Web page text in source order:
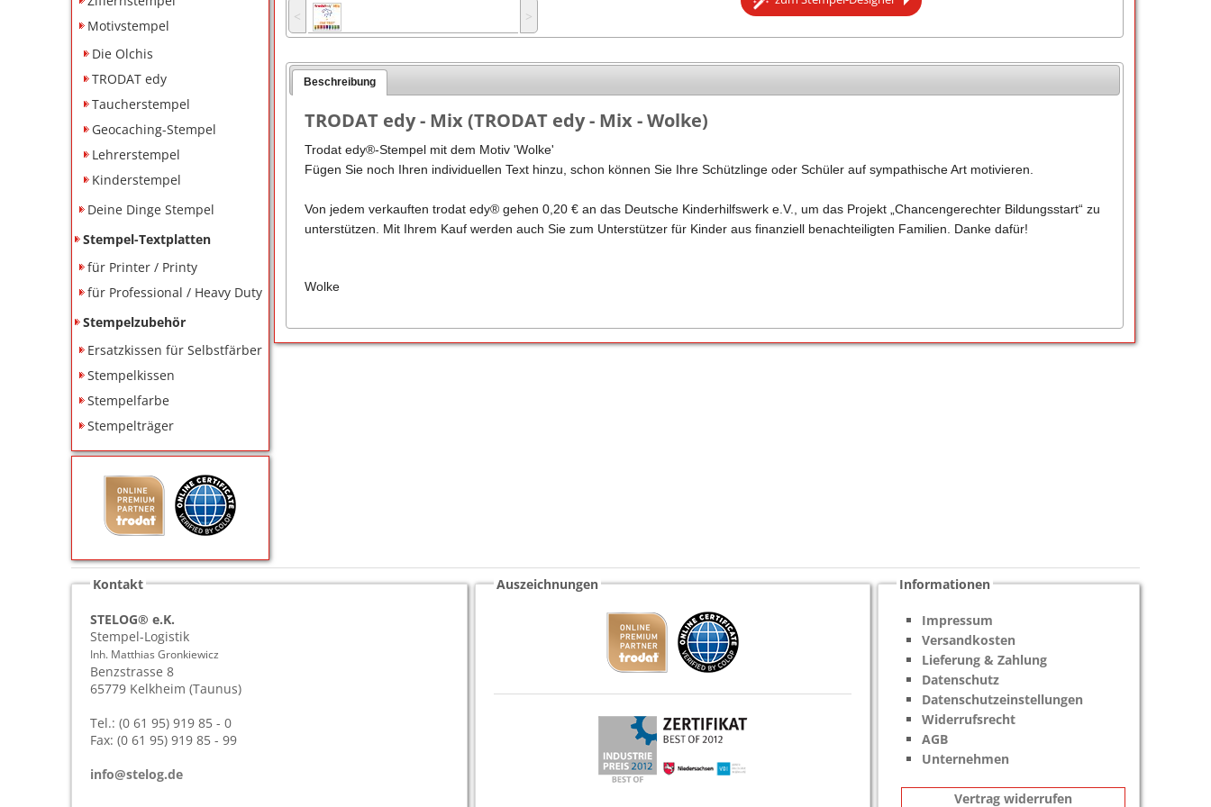
Stempel Kugelschreiber
Taucherstempel
Geocaching-Stempel
Lehrerstempel
Kinderstempel
Motivstempel
Die Olchis
TRODAT edy
Taucherstempel
Geocaching-Stempel
Lehrerstempel
Kinderstempel
Deine Dinge Stempel
Stempel-Textplatten
für Printer / Printy
für Professional / Heavy Duty
Stempelzubehör
Ersatzkissen für Selbstfärber
Stempelkissen
Stempelfarbe
Stempelträger
˂ ˃
Beschreibung
TRODAT edy - Mix (TRODAT edy - Mix - Wolke)
Trodat edy®-Stempel mit dem Motiv 'Wolke'
Fügen Sie noch Ihren individuellen Text hinzu, schon können Sie Ihre Schützlinge oder Schüler auf sympathische Art motivieren.
Von jedem verkauften trodat edy® gehen 0,20 € an das Deutsche Kinderhilfswerk e.V., um das Projekt „Chancengerechter Bildungsstart“ zu
unterstützen. Mit Ihrem Kauf werden auch Sie zum Unterstützer für Kinder aus finanziell benachteiligten Familien. Danke dafür!
Wolke
Kontakt
STELOG® e.K.
Stempel-Logistik
Inh. Matthias Gronkiewicz
Benzstrasse 8
65779 Kelkheim (Taunus)
Tel.: (0 61 95) 919 85 - 0
Fax: (0 61 95) 919 85 - 99
info@stelog.de
Auszeichnungen Informationen
Impressum
Versandkosten
Lieferung & Zahlung
Datenschutz
Datenschutzeinstellungen
Widerrufsrecht
AGB
Unternehmen
Vertrag widerrufen